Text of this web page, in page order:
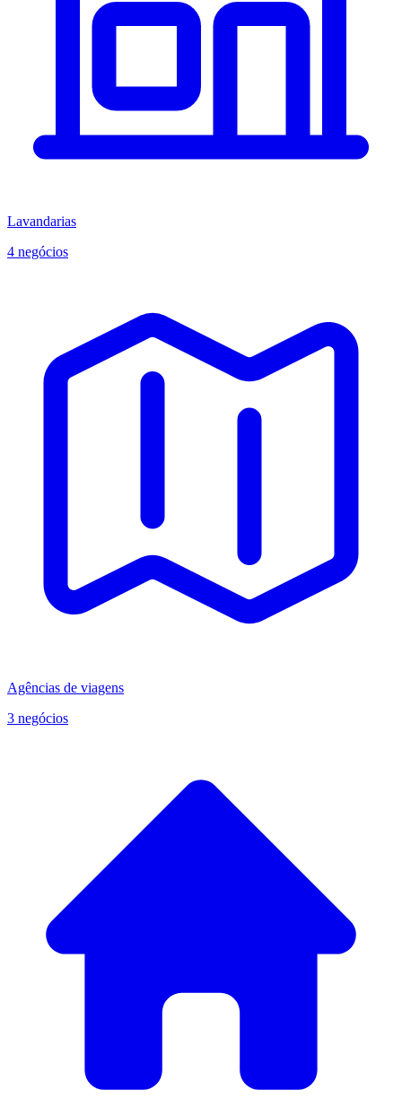
Lavandarias
4 negócios
Agências de viagens
3 negócios